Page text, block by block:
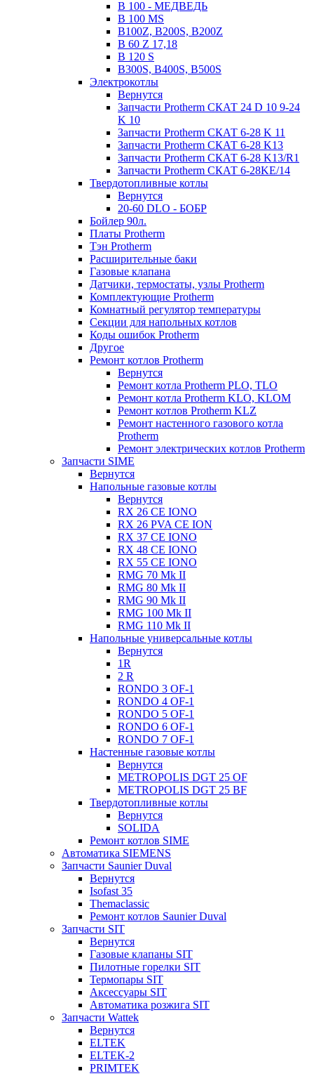
B 100 - МЕДВЕДЬ
B 100 MS
B100Z, B200S, B200Z
B 60 Z 17,18
B 120 S
B300S, B400S, B500S
Электрокотлы
Вернутся
Запчасти Protherm СКАТ 24 D 10 9-24
K 10
Запчасти Protherm СКАТ 6-28 K 11
Запчасти Protherm СКАТ 6-28 K13
Запчасти Protherm СКАТ 6-28 K13/R1
Запчасти Protherm СКАТ 6-28KE/14
Твердотопливные котлы
Вернутся
20-60 DLO - БОБР
Бойлер 90л.
Платы Protherm
Тэн Protherm
Расширительные баки
Газовые клапана
Датчики, термостаты, узлы Protherm
Комплектующие Protherm
Комнатный регулятор температуры
Секции для напольных котлов
Коды ошибок Protherm
Другое
Ремонт котлов Protherm
Вернутся
Ремонт котла Protherm PLO, TLO
Ремонт котла Protherm KLO, KLOM
Ремонт котлов Protherm KLZ
Ремонт настенного газового котла
Protherm
Ремонт электрических котлов Protherm
Запчасти SIME
Вернутся
Напольные газовые котлы
Вернутся
RX 26 CE IONO
RX 26 PVA CE ION
RX 37 CE IONO
RX 48 CE IONO
RX 55 CE IONO
RMG 70 Mk II
RMG 80 Mk II
RMG 90 Mk II
RMG 100 Mk II
RMG 110 Mk II
Напольные универсальные котлы
Вернутся
1R
2 R
RONDO 3 OF-1
RONDO 4 OF-1
RONDO 5 OF-1
RONDO 6 OF-1
RONDO 7 OF-1
Настенные газовые котлы
Вернутся
METROPOLIS DGT 25 OF
METROPOLIS DGT 25 BF
Твердотопливные котлы
Вернутся
SOLIDA
Ремонт котлов SIME
Автоматика SIEMENS
Запчасти Saunier Duval
Вернутся
Isofast 35
Themaclassic
Ремонт котлов Saunier Duval
Запчасти SIT
Вернутся
Газовые клапаны SIT
Пилотные горелки SIT
Термопары SIT
Аксессуары SIT
Автоматика розжига SIT
Запчасти Wattek
Вернутся
ELTEK
ELTEK-2
PRIMTEK